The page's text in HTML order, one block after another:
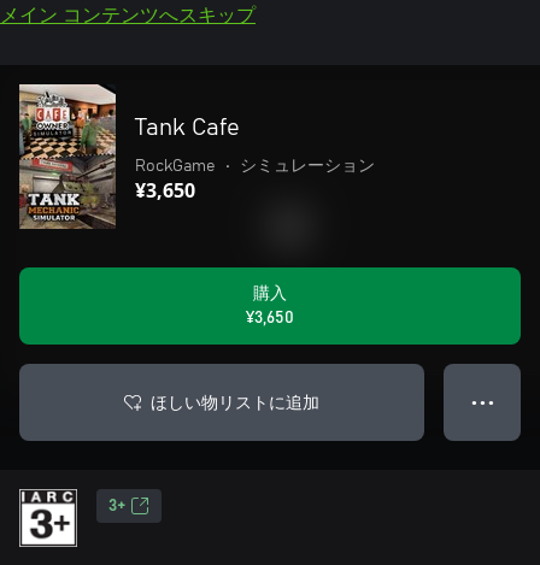
メイン コンテンツへスキップ
Tank Cafe
RockGame • シミュレーション
¥3,650
購入
¥3,650
ほしい物リストに追加 ● ● ●
3+